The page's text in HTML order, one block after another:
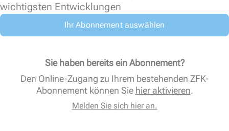
wichtigsten Entwicklungen
Ihr Abonnement auswählen
Sie haben bereits ein Abonnement?
Den Online-Zugang zu Ihrem bestehenden ZFK-
Abonnement können Sie hier aktivieren.
Melden Sie sich hier an.